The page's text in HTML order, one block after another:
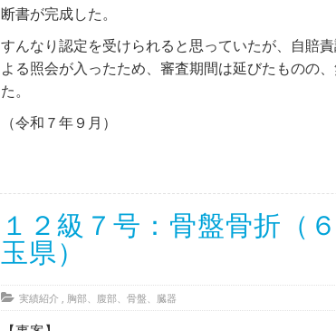
断書が完成した。
すんなり認定を受けられると思っていたが、自賠
よる照会が入ったため、審査期間は延びたものの
た。
（令和７年９月）
１２級７号：骨盤骨折（
玉県）
実績紹介 , 胸部、腹部、骨盤、臓器